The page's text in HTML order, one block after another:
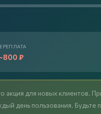
₽
акция для новых клиентов.
день пользования. Будьте